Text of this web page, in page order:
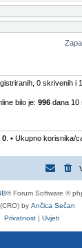
0 skrivenih i
bilo je: 996 dana 10
0 . • Ukupno korisnika/
® Forum Software ©
by Ančica Sečan
Privatnost | Uvjeti